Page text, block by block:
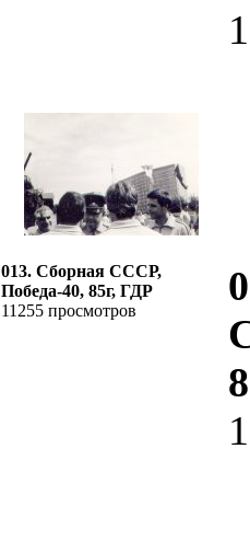
013. Сборная СССР,
Победа-40, 85г, ГДР
11255 просмотров